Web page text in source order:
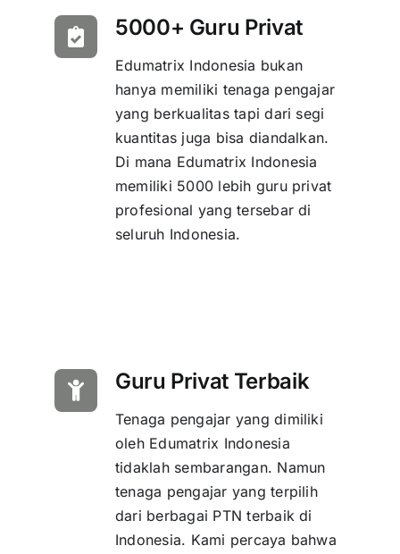
5000+ Guru Privat
Edumatrix Indonesia bukan
hanya memiliki tenaga pengajar
yang berkualitas tapi dari segi
kuantitas juga bisa diandalkan.
Di mana Edumatrix Indonesia
memiliki 5000 lebih guru privat
profesional yang tersebar di
seluruh Indonesia.
Guru Privat Terbaik
Tenaga pengajar yang dimiliki
oleh Edumatrix Indonesia
tidaklah sembarangan. Namun
tenaga pengajar yang terpilih
dari berbagai PTN terbaik di
Indonesia. Kami percaya bahwa